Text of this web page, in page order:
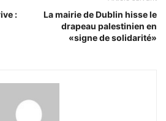
:
La mairie de Dublin hisse le
drapeau palestinien en
«signe de solidarité»